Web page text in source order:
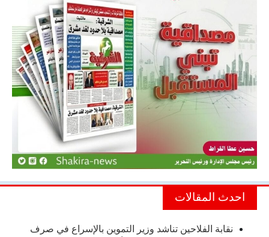
احدث المقالات
نقابة الفلاحين تناشد وزير التموين بالإسراع في صرف